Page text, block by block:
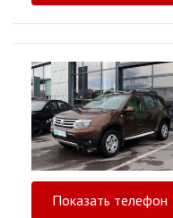
Показать телефон